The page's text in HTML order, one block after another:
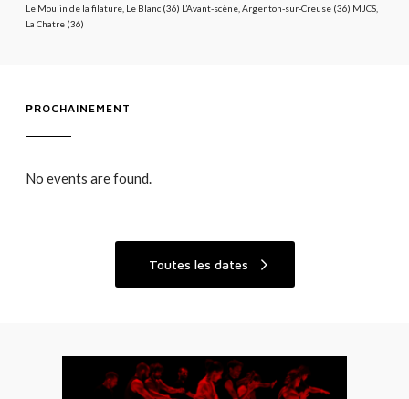
Le Moulin de la filature, Le Blanc (36) L’Avant-scène, Argenton-sur-Creuse (36) MJCS,
La Chatre (36)
PROCHAINEMENT
No events are found.
Toutes les dates